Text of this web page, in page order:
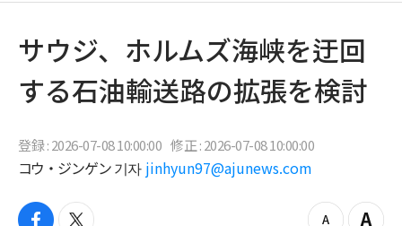
サウジ、ホルムズ海峡を迂回
する石油輸送路の拡張を検討
登録 : 2026-07-08 10:00:00 修正 : 2026-07-08 10:00:00
コウ・ジンゲン 기자 jinhyun97@ajunews.com